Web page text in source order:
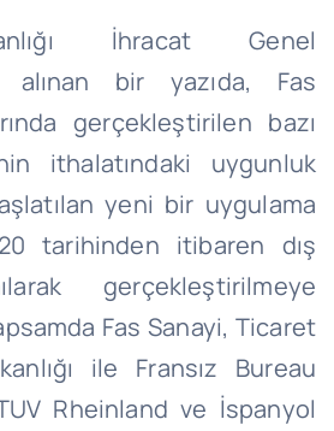
İhracat Genel
alınan bir yazıda, Fas
gerçekleştirilen bazı
ithalatındaki uygunluk
yeni bir uygulama
tarihinden itibaren dış
gerçekleştirilmeye
Fas Sanayi, Ticaret
ile Fransız Bureau
Rheinland ve İspanyol